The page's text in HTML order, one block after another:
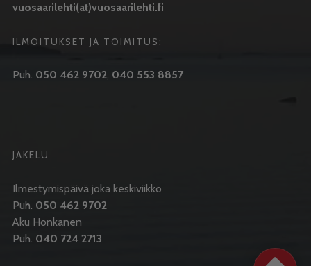
vuosaarilehti(at)vuosaarilehti.fi
ILMOITUKSET JA TOIMITUS:
Puh. 050 462 9702, 040 553 8857
JAKELU
Ilmestymispäivä joka keskiviikko
Puh. 050 462 9702
Aku Honkanen
Puh. 040 724 2713